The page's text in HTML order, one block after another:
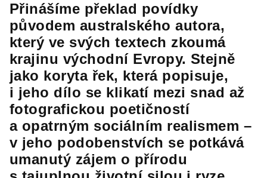
Přinášíme překlad povídky
původem australského autora,
který ve svých textech zkoumá
krajinu východní Evropy. Stejně
jako koryta řek, která popisuje,
i jeho dílo se klikatí mezi snad až
fotografickou poetičností
a opatrným sociálním realismem –
v jeho podobenstvích se potkává
umanutý zájem o přírodu